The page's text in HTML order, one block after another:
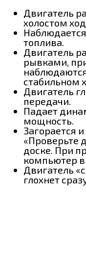
Двигатель
холостом
топлива.
Двигатель
рывками,
стабильном
Двигатель
передачи.
Падает
мощность.
Загорается
«Проверьте
доске. При
компьютер
Двигатель
глохнет